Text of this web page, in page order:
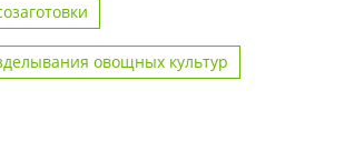
овощных культур